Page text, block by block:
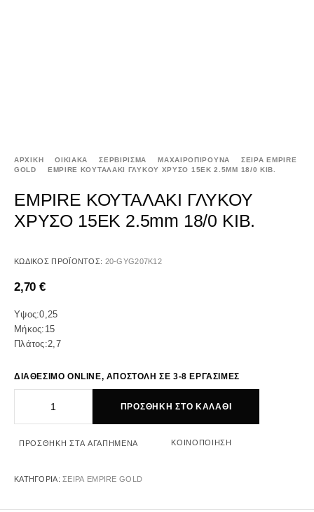
ΑΡΧΙΚΉ ΟΙΚΙΑΚΑ ΣΕΡΒΙΡΙΣΜΑ ΜΑΧΑΙΡΟΠΙΡΟΥΝΑ
ΣΕΙΡΑ EMPIRE
GOLD
EMPIRE ΚΟΥΤΑΛΑΚΙ ΓΛΥΚΟΥ ΧΡΥΣΟ 15ΕΚ 2.5MM 18/0 KIB.
EMPIRE ΚΟΥΤΑΛΑΚΙ ΓΛΥΚΟΥ
ΧΡΥΣΟ 15ΕΚ 2.5mm 18/0 KIB.
ΚΩΔΙΚΌΣ ΠΡΟΪΌΝΤΟΣ: 20-GYG207K12
2,70€
Υψος:0,25
Μήκος:15
Πλάτος:2,7
ΔΙΑΘΕΣΙΜΟ ONLINE, ΑΠΟΣΤΟΛΗ ΣΕ 3-8 ΕΡΓΑΣΙΜΕΣ
ΠΡΟΣΘΉΚΗ ΣΤΟ ΚΑΛΆΘΙ
ΠΡΟΣΘΉΚΗ ΣΤΑ ΑΓΑΠΗΜΈΝΑ ΚΟΙΝΟΠΟΊΗΣΗ
ΚΑΤΗΓΟΡΊΑ:ΣΕΙΡΑ EMPIRE GOLD